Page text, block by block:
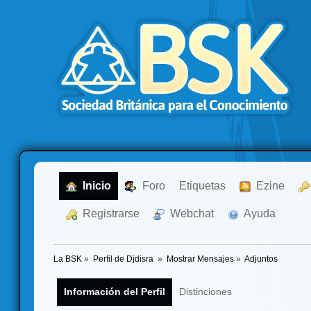
Inicio Foro Etiquetas Ezine
Registrarse Webchat Ayuda
La BSK » Perfil de Djdisra » Mostrar Mensajes» Adjuntos
Información del Perfil Distinciones